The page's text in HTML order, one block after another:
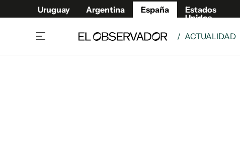
Uruguay Argentina España
Estados
Unidos
/ ACTUALIDAD